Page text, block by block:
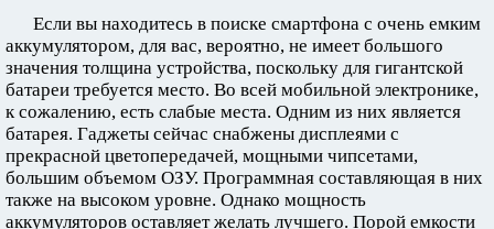
Если вы находитесь в поиске смартфона с очень емким
аккумулятором, для вас, вероятно, не имеет большого
значения толщина устройства, поскольку для гигантской
батареи требуется место. Во всей мобильной электронике,
к сожалению, есть слабые места. Одним из них является
батарея. Гаджеты сейчас снабжены дисплеями с
прекрасной цветопередачей, мощными чипсетами,
большим объемом ОЗУ. Программная составляющая в них
также на высоком уровне. Однако мощность
аккумуляторов оставляет желать лучшего. Порой емкости